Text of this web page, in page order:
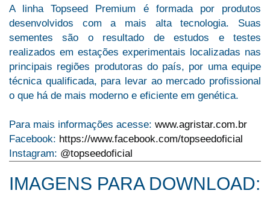
A linha Topseed Premium é formada por produtos
desenvolvidos com a mais alta tecnologia. Suas
sementes são o resultado de estudos e testes
realizados em estações experimentais localizadas nas
principais regiões produtoras do país, por uma equipe
técnica qualificada, para levar ao mercado profissional
o que há de mais moderno e eficiente em genética.
Para mais informações acesse: www.agristar.com.br
Facebook: https://www.facebook.com/topseedoficial
Instagram: @topseedoficial
IMAGENS PARA DOWNLOAD: